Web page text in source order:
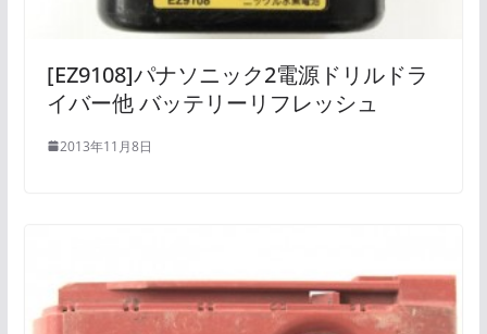
[EZ9108]パナソニック2電源ドリルドラ
イバー他 バッテリーリフレッシュ
2013年11月8日